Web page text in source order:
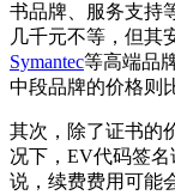
书品牌、服务支持
几千元不等，但其
Symantec等高端品
中段品牌的价格则
其次，除了证书的
况下，EV代码签
说，续费费用可能